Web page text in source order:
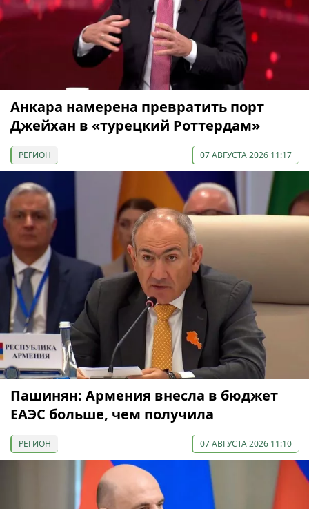
Анкара намерена превратить порт
Джейхан в «турецкий Роттердам»
РЕГИОН 07 АВГУСТА 2026 11:17
Пашинян: Армения внесла в бюджет
ЕАЭС больше, чем получила
РЕГИОН 07 АВГУСТА 2026 11:10